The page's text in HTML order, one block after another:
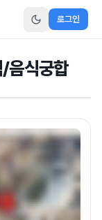
로그인
음식궁합